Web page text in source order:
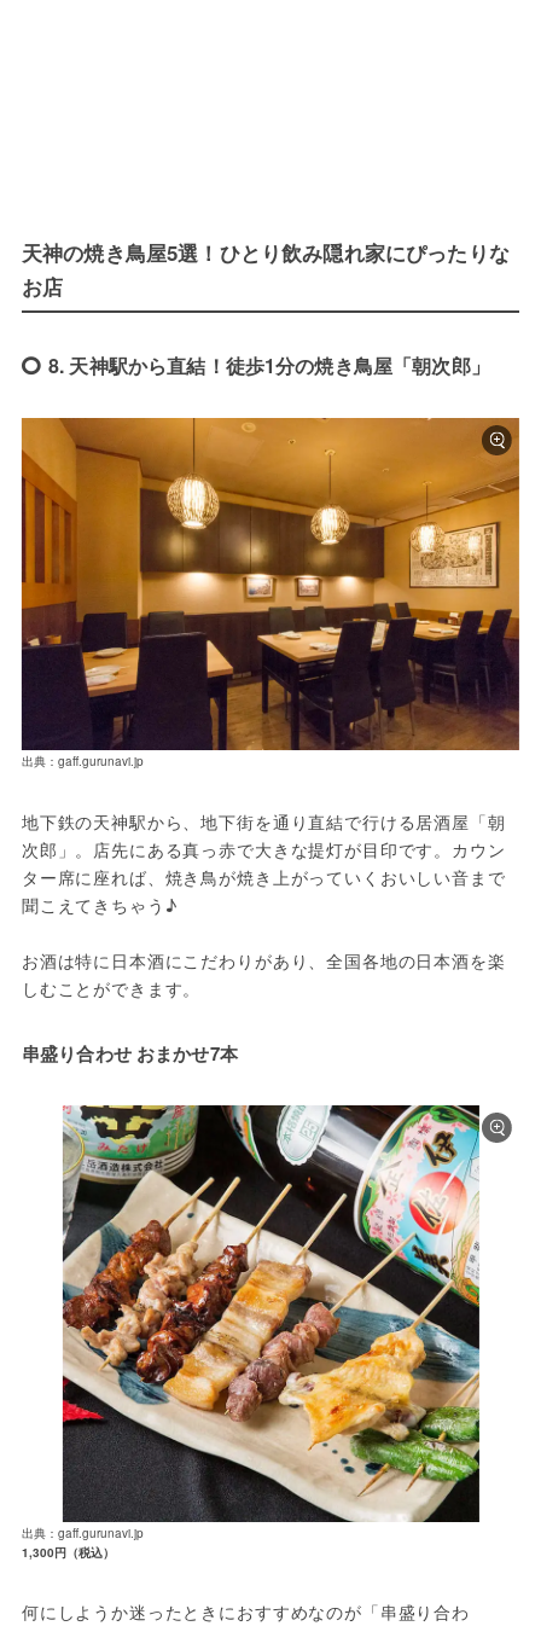
天神の焼き鳥屋5選！ひとり飲み隠れ家にぴったりな
お店
8. 天神駅から直結！徒歩1分の焼き鳥屋「朝次郎」
出典：gaff.gurunavi.jp
地下鉄の天神駅から、地下街を通り直結で行ける居酒屋「朝
次郎」。店先にある真っ赤で大きな提灯が目印です。カウン
ター席に座れば、焼き鳥が焼き上がっていくおいしい音まで
聞こえてきちゃう♪
お酒は特に日本酒にこだわりがあり、全国各地の日本酒を楽
しむことができます。
串盛り合わせ おまかせ7本
出典：gaff.gurunavi.jp
1,300円（税込）
何にしようか迷ったときにおすすめなのが「串盛り合わ